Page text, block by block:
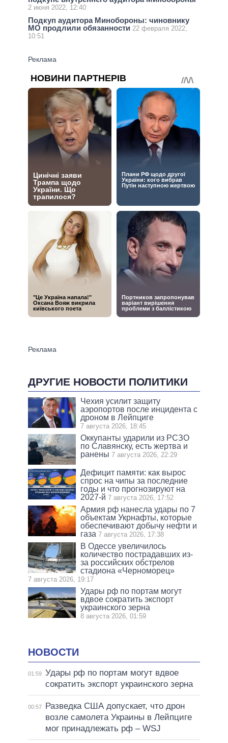
2 июня 2022, 12:40
Подкуп аудитора Минобороны: чиновнику
МО продлили обязанности 22 февраля 2022,
10:51
ДРУГИЕ НОВОСТИ ПОЛИТИКИ
Чехия усилит защиту
аэропортов после инцидента с
дроном в Лейпциге
7 августа 2026, 18:45
Оккупанты ударили из РСЗО
по Славянску, есть жертва и
ранены 7 августа 2026, 22:29
Дефицит памяти: как вырос
спрос на чипы за последние
годы и что прогнозируют на
2027-й 7 августа 2026, 17:52
Армия рф нанесла удары по 7
объектам Укрнафты, которые
обеспечивают добычу нефти и
газа 7 августа 2026, 17:38
В Одессе увеличилось
количество пострадавших из-
за российских обстрелов
стадиона «Черноморец»
7 августа 2026, 19:17
Удары рф по портам могут
вдвое сократить экспорт
украинского зерна
8 августа 2026, 01:59
НОВОСТИ
01:59 Удары рф по портам могут вдвое
сократить экспорт украинского зерна
00:57
Разведка США допускает, что дрон
возле самолета Украины в Лейпциге
мог принадлежать рф – WSJ